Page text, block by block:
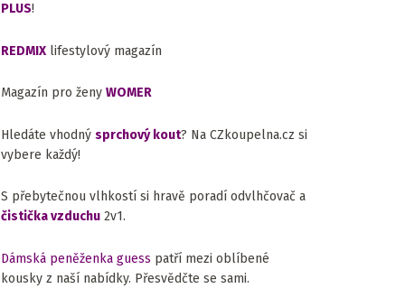
PLUS!
REDMIX lifestylový magazín
Magazín pro ženy WOMER
Hledáte vhodný sprchový kout? Na CZkoupelna.cz si
vybere každý!
S přebytečnou vlhkostí si hravě poradí odvlhčovač a
čistička vzduchu 2v1.
Dámská peněženka guess patří mezi oblíbené
kousky z naší nabídky. Přesvědčte se sami.